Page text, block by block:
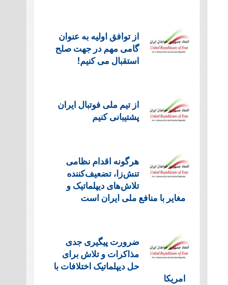
از توافق اولیه به عنوان
گامی مهم در جهت صلح
استقبال می کنیم!
از تیم ملی فوتبال ایران
پشتیبانی کنیم
هرگونه اقدام نظامی
تنش‌زا، تضعیف‌کننده
تلاش‌های دیپلماتیک و
مغایر با منافع ملی ایران است
ضرورت پیگیری جدی
مذاکرات و تلاش برای
حل دیپلماتیک اختلافات با
امریکا